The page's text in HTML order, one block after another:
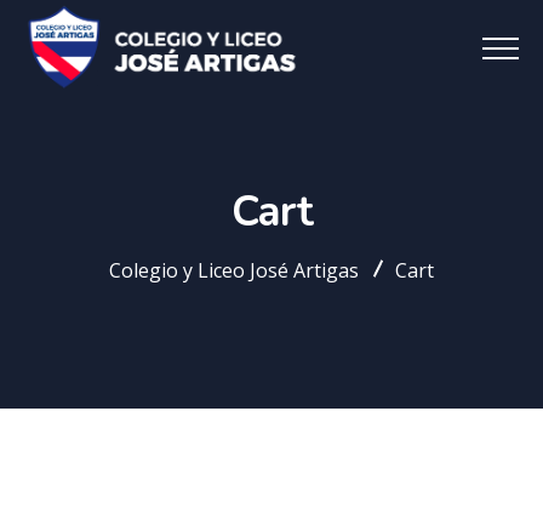
Cart
Colegio y Liceo José Artigas Cart